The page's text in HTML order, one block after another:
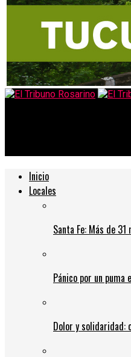
Inicio
Locales
Santa Fe: Más de
Pánico por un
Dolor y solidaridad: